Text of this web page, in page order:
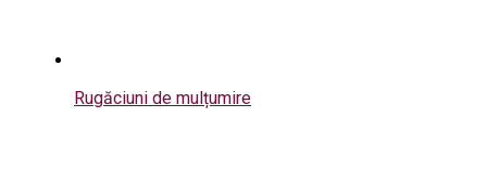
Rugăciuni de mulțumire